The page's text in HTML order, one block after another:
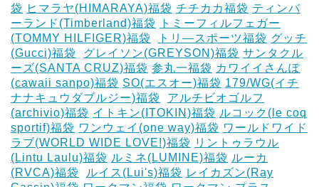
袋 ヒマラヤ(HIMARAYA)福袋 チチカカ福袋 ティンバ
ーランド(Timberland)福袋
トミーフィルフェガー
(TOMMY HILFIGER)福袋
トリ―スポーツ福袋 グッチ
(Gucci)福袋
グレイソン(GREYSON)福袋 サンタクル
ーズ(SANTA CRUZ)福袋 参丸一福袋 カワイイさんぽ
(cawaii sanpo)福袋 SO(エスオー)福袋 179/WG(イチ
ナナキュウダブルジー)福袋
アルチビオゴルフ
(archivio)福袋 イトキン(ITOKIN)福袋 ルコック(le coq
sportif)福袋 ワンウェイ(one way)福袋 ワールドワイド
ラブ(WORLD WIDE LOVE!)福袋 リントゥラウル
(Lintu Laulu)福袋 ルミネ(LUMINE)福袋 ルーカ
(RVCA)福袋
ルイス(Lui's)福袋 レイカズン(Ray